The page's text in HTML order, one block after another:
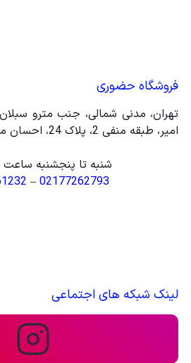
فروشگاه حضوری
تهران، مدنی شمالی، جنب مترو
امیر، طبقه منفی 2، پلاک 24، احسان مارکت
شنبه تا پنجشنبه ساعت 11 الی 20
02177262793
–
لینک شبکه های اجتماعی